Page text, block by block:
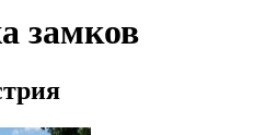
замков